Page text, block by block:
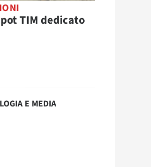
TIM dedicato
E MEDIA